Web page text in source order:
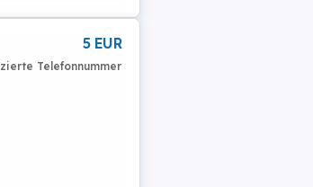
5 EUR
Telefonnummer